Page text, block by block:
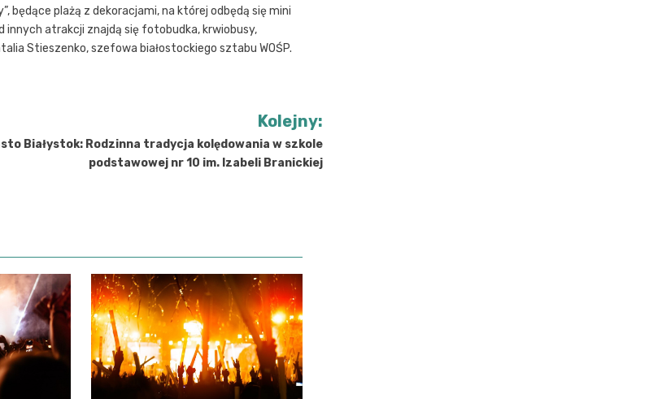
będące plażą z dekoracjami, na której odbędą się mini
innych atrakcji znajdą się fotobudka, krwiobusy,
Stieszenko, szefowa białostockiego sztabu WOŚP.
Kolejny:
Białystok: Rodzinna tradycja kolędowania w szkole
podstawowej nr 10 im. Izabeli Branickiej